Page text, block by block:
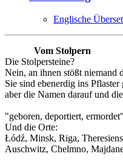
Englische
Vom Stolpern
Die Stolpersteine?
Nein, an ihnen stößt niemand
Sie sind ebenerdig ins Pflaster
aber die Namen darauf und
"geboren, deportiert, ermordet"
Und die Orte:
Łódź, Minsk, Riga,
Auschwitz, Chelmno,